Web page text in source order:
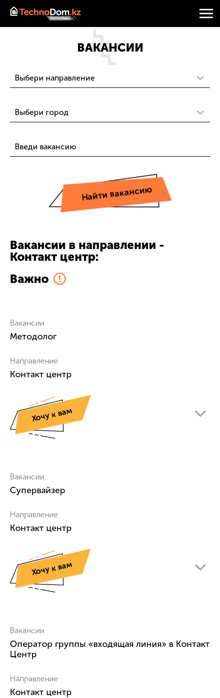
ВАКАНСИИ
Найти вакансию
Вакансии в направлении -
Контакт центр:
Важно
Вакансии
Методолог
Направление
Контакт центр
Хочу к вам
Вакансии
Супервайзер
Направление
Контакт центр
Хочу к вам
Вакансии
Оператор группы «входящая линия» в Контакт
Центр
Направление
Контакт центр